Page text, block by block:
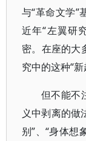
与“革命文学”
近年“左翼研
密。在座的大
究中的这种“新
但不能不
义中剥离的做
别”、“身体想